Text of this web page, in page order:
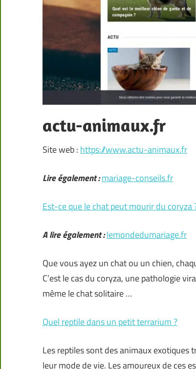
actu-animaux.fr
Site web : https://www.actu-animaux.fr
Lire également :mariage-conseils.fr
Est-ce que le chat peut mourir du coryza
A lire également :lemondedumariage.fr
Que vous ayez un chat ou un chien,
C’est le cas du coryza, une pathologie
même le chat solitaire …
Quel reptile dans un petit terrarium ?
Les reptiles sont des animaux
leur mode de vie. Les amoureux de ces